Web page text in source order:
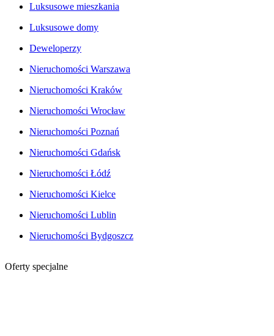
Luksusowe mieszkania
Luksusowe domy
Deweloperzy
Nieruchomości Warszawa
Nieruchomości Kraków
Nieruchomości Wrocław
Nieruchomości Poznań
Nieruchomości Gdańsk
Nieruchomości Łódź
Nieruchomości Kielce
Nieruchomości Lublin
Nieruchomości Bydgoszcz
Oferty specjalne